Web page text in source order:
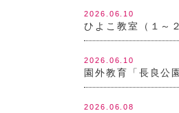
2026.06.10
ひよこ教室（１～
2026.06.10
園外教育「長良公
2026.06.08